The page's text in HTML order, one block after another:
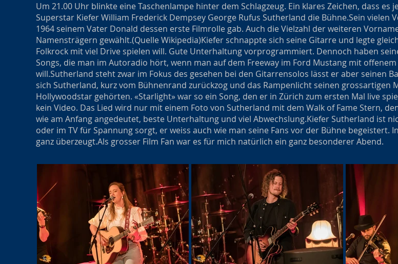
Um 21.00 Uhr blinkte eine Taschenlampe hinter dem Schlagzeug. Ein klares Zeichen, dass
Superstar Kiefer William Frederick Dempsey George Rufus Sutherland die Bühne.Sein vielen
1964 seinem Vater Donald dessen erste Filmrolle gab. Auch die Vielzahl der weiteren
Namensträgern gewählt.(Quelle Wikipedia)Kiefer schnappte sich seine Gitarre und legte
Folkrock mit viel Drive spielen will. Gute Unterhaltung vorprogrammiert. Dennoch haben
Songs, die man im Autoradio hört, wenn man auf dem Freeway im Ford Mustang mit
will.Sutherland steht zwar im Fokus des gesehen bei den Gitarrensolos lässt er aber seinen
sich Sutherland, kurz vom Bühnenrand zurückzog und das Rampenlicht seinen grossartigen
Hollywoodstar gehörten. «Starlight» war so ein Song, den er in Zürich zum ersten Mal live
kein Video. Das Lied wird nur mit einem Foto von Sutherland mit dem Walk of Fame Stern,
wie am Anfang angedeutet, beste Unterhaltung und viel Abwechslung.Kiefer Sutherland ist
oder im TV für Spannung sorgt, er weiss auch wie man seine Fans vor der Bühne
ganz überzeugt.Als grosser Film Fan war es für mich natürlich ein ganz besonderer Abend.